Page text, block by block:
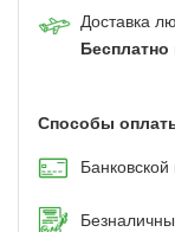
Доставка
Бесплатно
Способы
Банковской